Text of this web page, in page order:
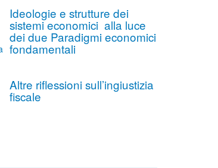
Ideologie e strutture dei
sistemi economici alla luce
dei due Paradigmi economici
fondamentali
Altre riflessioni sull’ingiustizia
fiscale